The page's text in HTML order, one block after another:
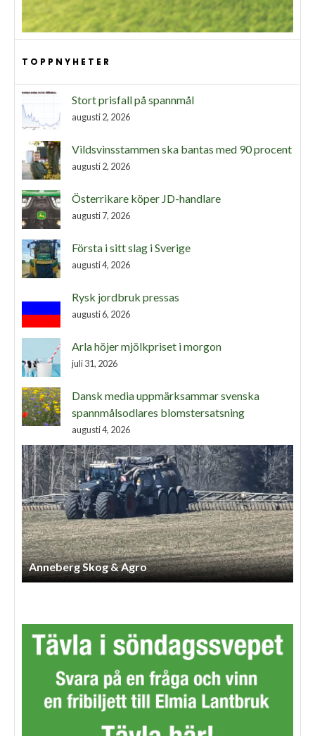
TOPPNYHETER
Stort prisfall på spannmål
augusti 2, 2026
Vildsvinsstammen ska bantas med 90 procent
augusti 2, 2026
Österrikare köper JD-handlare
augusti 7, 2026
Första i sitt slag i Sverige
augusti 4, 2026
Rysk jordbruk pressas
augusti 6, 2026
Arla höjer mjölkpriset i morgon
juli 31, 2026
Dansk media uppmärksammar svenska
spannmålsodlares blomstersatsning
augusti 4, 2026
Anneberg Skog & Agro